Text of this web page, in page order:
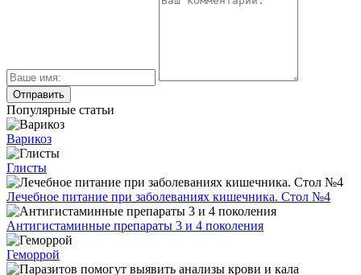
Популярные статьи
Варикоз
Глисты
Лечебное питание при заболеваниях кишечника. Стол №4
Антигистаминные препараты 3 и 4 поколения
Геморрой